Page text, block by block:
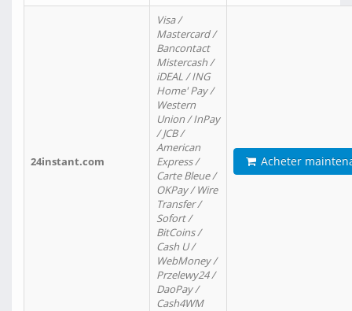
24instant.com
Visa /
Mastercard /
Bancontact
Mistercash /
iDEAL / ING
Home' Pay /
Western
Union / InPay
/ JCB /
American
Express /
Carte Bleue /
OKPay / Wire
Transfer /
Sofort /
BitCoins /
Cash U /
WebMoney /
Przelewy24 /
DaoPay /
Cash4WM
Acheter